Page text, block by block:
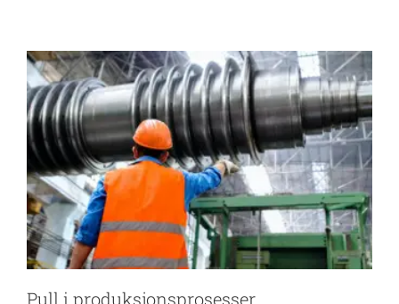
Pull i produksjonsprosesser